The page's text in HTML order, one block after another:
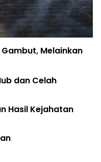
Melainkan
dan Celah
Hasil Kejahatan